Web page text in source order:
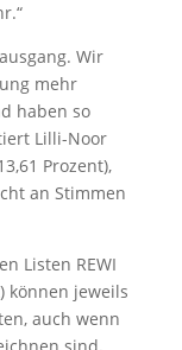
Wir
mehr
haben so
Lilli-Noor
Prozent),
an Stimmen
Listen REWI
können jeweils
auch wenn